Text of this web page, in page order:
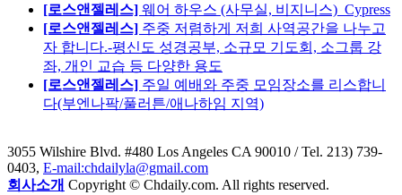
[로스앤젤레스] 웨어 하우스 (사무실, 비지니스)_Cypress
[로스앤젤레스] 주중 저렴하게 저희 사역공간을 나누고
자 합니다.-평신도 성경공부, 소규모 기도회, 소그룹 강
좌, 개인 교습 등 다양한 용도
[로스앤젤레스] 주일 예배와 주중 모임장소를 리스합니
다(부엔나팍/풀러튼/애나하임 지역)
3055 Wilshire Blvd. #480 Los Angeles CA 90010 / Tel. 213) 739-
0403, E-mail:chdailyla@gmail.com
회사소개 Copyright © Chdaily.com. All rights reserved.